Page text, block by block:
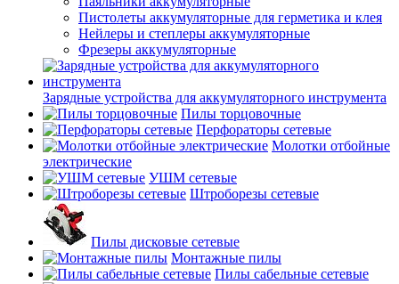
Пистолеты аккумуляторные для герметика и клея
Нейлеры и степлеры аккумуляторные
Фрезеры аккумуляторные
Зарядные устройства для аккумуляторного инструмента
Пилы торцовочные
Перфораторы сетевые
Молотки отбойные
электрические
УШМ сетевые
Штроборезы сетевые
Пилы дисковые сетевые
Монтажные пилы
Пилы сабельные сетевые